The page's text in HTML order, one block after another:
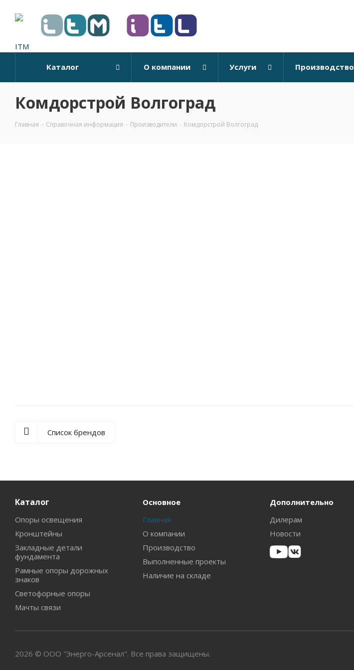
Каталог О компании Услуги Производство
Комдорстрой Волгоград
Главная - Справочная информация - Производители - Комдорстрой Волгоград
Список брендов
Каталог
Опоры освещения
Кронштейны
Закладные детали
фундамента
Рамные опоры дорожных
знаков
Светофорные опоры
Мачты связи
Основное
Главная
О компании
Производство
Выполненные проекты
Наличие на складе
Дополнительно
Дилерам
Новости
2026 © ООО "Энерго-Арсенал". Все права защищены.